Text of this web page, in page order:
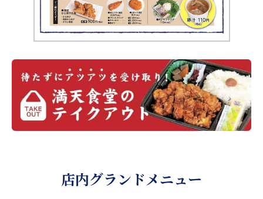
店内グランドメニュー